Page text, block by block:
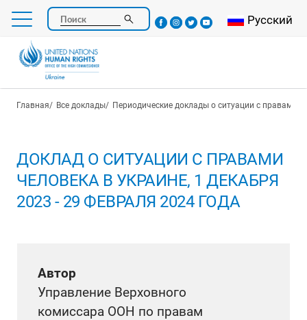
Перейти
основному
содержанию
Поиск Select your
Русский
Строка навигации
Главная Все доклады Периодические доклады о ситуации с правами
ДОКЛАД О СИТУАЦИИ С ПРАВАМИ
ЧЕЛОВЕКА В УКРАИНЕ, 1 ДЕКАБРЯ
2023 - 29 ФЕВРАЛЯ 2024 ГОДА
Автор
Управление Верховного
комиссара ООН по правам